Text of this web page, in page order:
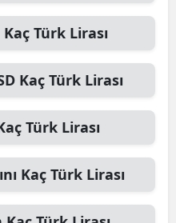
Kaç Türk Lirası
Kaç Türk Lirası
Türk Lirası
Kaç Türk Lirası